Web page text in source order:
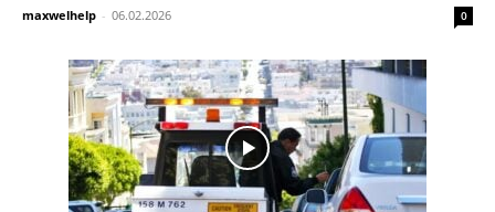
maxwelhelp - 06.02.2026 0